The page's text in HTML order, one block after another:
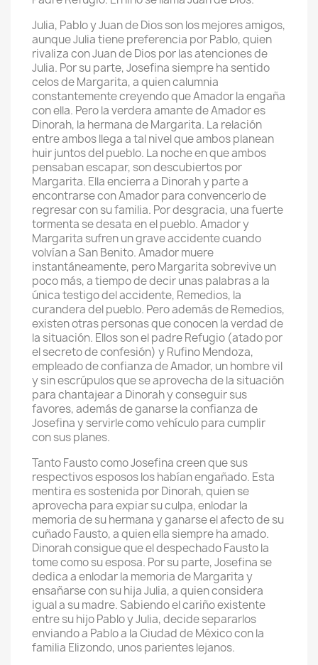
Julia, Pablo y Juan de Dios son los mejores amigos,
aunque Julia tiene preferencia por Pablo, quien
rivaliza con Juan de Dios por las atenciones de
Julia. Por su parte, Josefina siempre ha sentido
celos de Margarita, a quien calumnia
constantemente creyendo que Amador la engaña
con ella. Pero la verdera amante de Amador es
Dinorah, la hermana de Margarita. La relación
entre ambos llega a tal nivel que ambos planean
huir juntos del pueblo. La noche en que ambos
pensaban escapar, son descubiertos por
Margarita. Ella encierra a Dinorah y parte a
encontrarse con Amador para convencerlo de
regresar con su familia. Por desgracia, una fuerte
tormenta se desata en el pueblo. Amador y
Margarita sufren un grave accidente cuando
volvían a San Benito. Amador muere
instantáneamente, pero Margarita sobrevive un
poco más, a tiempo de decir unas palabras a la
única testigo del accidente, Remedios, la
curandera del pueblo. Pero además de Remedios,
existen otras personas que conocen la verdad de
la situación. Ellos son el padre Refugio (atado por
el secreto de confesión) y Rufino Mendoza,
empleado de confianza de Amador, un hombre vil
y sin escrúpulos que se aprovecha de la situación
para chantajear a Dinorah y conseguir sus
favores, además de ganarse la confianza de
Josefina y servirle como vehículo para cumplir
con sus planes.
Tanto Fausto como Josefina creen que sus
respectivos esposos los habían engañado. Esta
mentira es sostenida por Dinorah, quien se
aprovecha para expiar su culpa, enlodar la
memoria de su hermana y ganarse el afecto de su
cuñado Fausto, a quien ella siempre ha amado.
Dinorah consigue que el despechado Fausto la
tome como su esposa. Por su parte, Josefina se
dedica a enlodar la memoria de Margarita y
ensañarse con su hija Julia, a quien considera
igual a su madre. Sabiendo el cariño existente
entre su hijo Pablo y Julia, decide separarlos
enviando a Pablo a la Ciudad de México con la
familia Elizondo, unos parientes lejanos.